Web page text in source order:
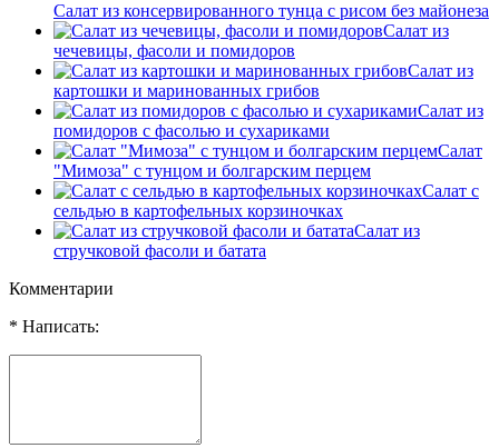
Салат из консервированного тунца с рисом без майонеза
Салат из
чечевицы, фасоли и помидоров
Салат из
картошки и маринованных грибов
Салат из
помидоров с фасолью и сухариками
Салат
"Мимоза" с тунцом и болгарским перцем
Салат с
сельдью в картофельных корзиночках
Салат из
стручковой фасоли и батата
Комментарии
* Написать: